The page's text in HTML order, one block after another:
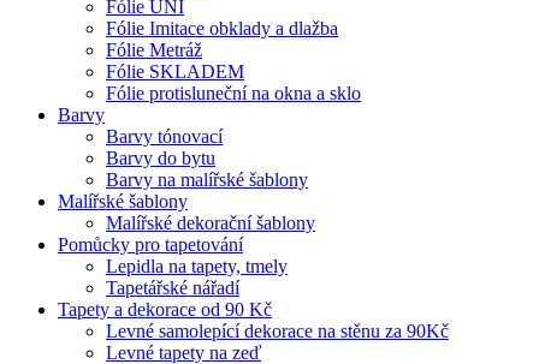
Fólie UNI
Fólie Imitace obklady a dlažba
Fólie Metráž
Fólie SKLADEM
Fólie protisluneční na okna a sklo
Barvy
Barvy tónovací
Barvy do bytu
Barvy na malířské šablony
Malířské šablony
Malířské dekorační šablony
Pomůcky pro tapetování
Lepidla na tapety, tmely
Tapetářské nářadí
Tapety a dekorace od 90 Kč
Levné samolepící dekorace na stěnu za 90Kč
Levné tapety na zeď